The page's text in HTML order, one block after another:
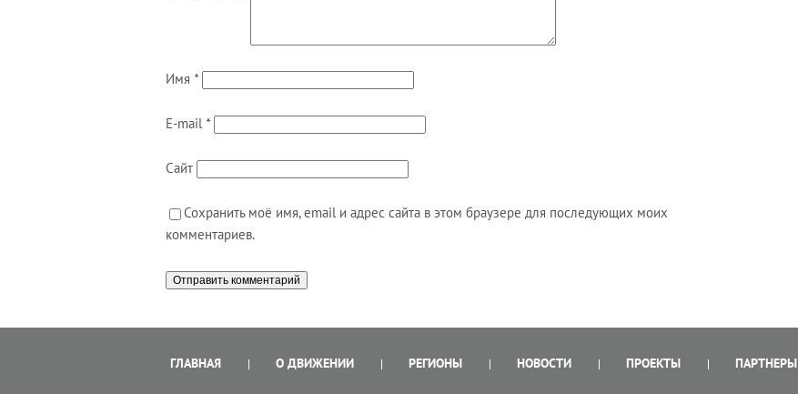
Имя *
E-mail *
Сайт
Сохранить моё имя, email и адрес сайта в этом браузере для последующих моих
комментариев.
ГЛАВНАЯ О ДВИЖЕНИИ РЕГИОНЫ НОВОСТИ ПРОЕКТЫ ПАРТНЕРЫ